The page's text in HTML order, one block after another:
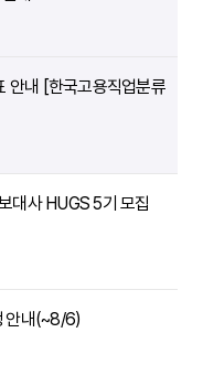
안내 [한국고용직업분류
대사 HUGS 5기 모집
안내(~8/6)